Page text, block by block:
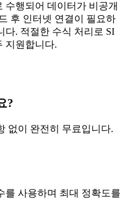
수행되어 데이터가 비공개
후 인터넷 연결이 필요하
다. 적절한 수식 처리로 SI
지원합니다.
?
없이 완전히 무료입니다.
를 사용하며 최대 정확도를